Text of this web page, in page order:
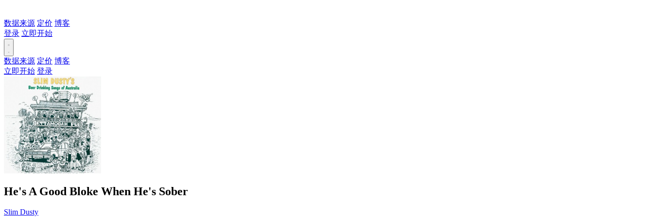
数据来源 定价 博客
登录 立即开始
数据来源 定价 博客
立即开始 登录
He's A Good Bloke When He's Sober
Slim Dusty